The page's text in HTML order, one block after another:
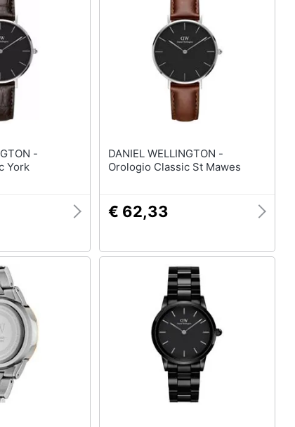
-
York
DANIEL WELLINGTON -
Orologio Classic St Mawes
€ 62,33